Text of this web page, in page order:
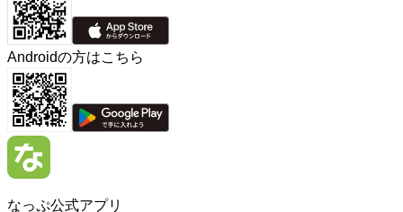
Androidの方はこちら
なっぷ公式アプリ